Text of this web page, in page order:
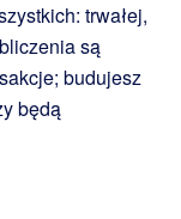
trwałej,
są
budujesz
będą